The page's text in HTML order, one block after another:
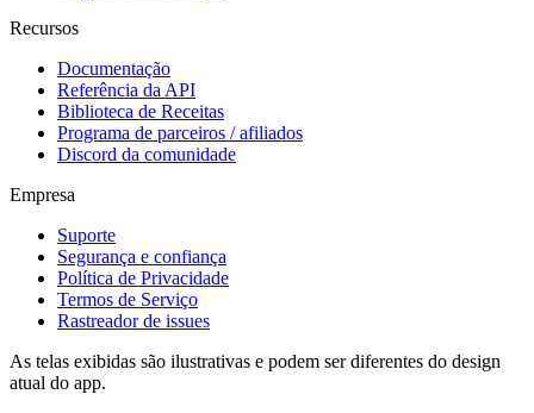
Recursos
Documentação
Referência da API
Biblioteca de Receitas
Programa de parceiros / afiliados
Discord da comunidade
Empresa
Suporte
Segurança e confiança
Política de Privacidade
Termos de Serviço
Rastreador de issues
As telas exibidas são ilustrativas e podem ser diferentes do design
atual do app.